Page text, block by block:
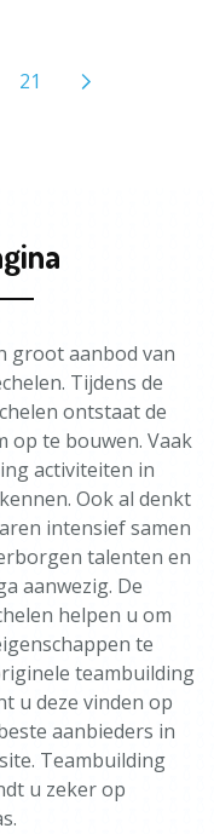
21
groot aanbod van
Tijdens de
ontstaat de
op te bouwen. Vaak
activiteiten in
Ook al denkt
intensief samen
talenten en
aanwezig. De
helpen u om
te
teambuilding
u deze vinden op
aanbieders in
Teambuilding
u zeker op